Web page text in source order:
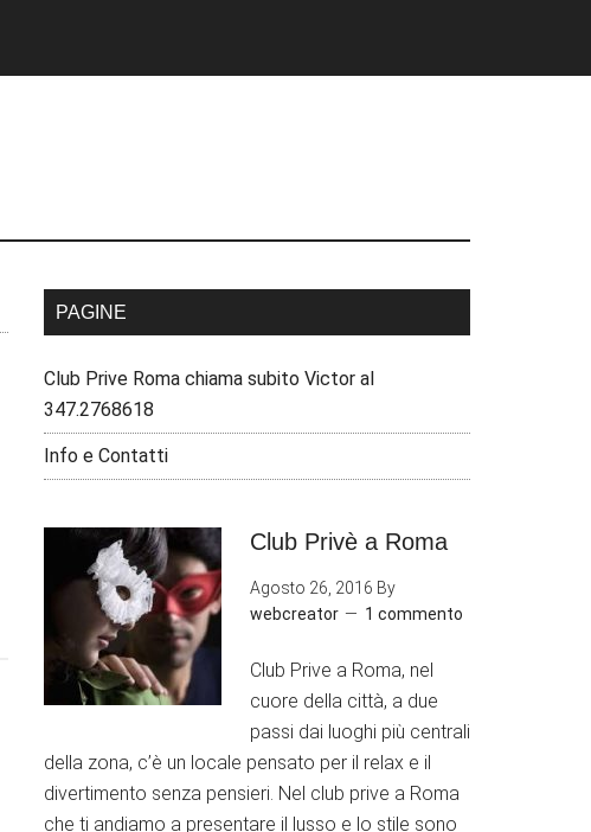
PAGINE
Club Prive Roma chiama subito Victor al
347.2768618
Info e Contatti
Club Privè a Roma
Agosto 26, 2016 By
webcreator
1 commento
Club Prive a Roma, nel
cuore della città, a due
passi dai luoghi più centrali
della zona, c’è un locale pensato per il relax e il
divertimento senza pensieri. Nel club prive a Roma
che ti andiamo a presentare il lusso e lo stile sono